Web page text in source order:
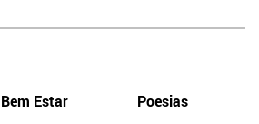
Bem Estar Poesias